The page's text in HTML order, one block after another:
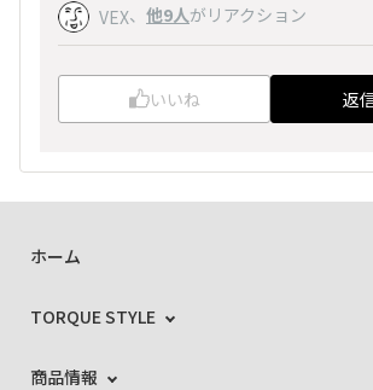
VEX、 他9人がリアクション
いいね 返
ホーム
TORQUE STYLE
商品情報